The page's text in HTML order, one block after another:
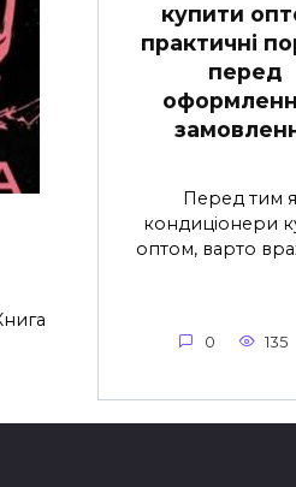
купити
практичні
перед
Перед тим
кондиціонери
оптом, варто
0 135